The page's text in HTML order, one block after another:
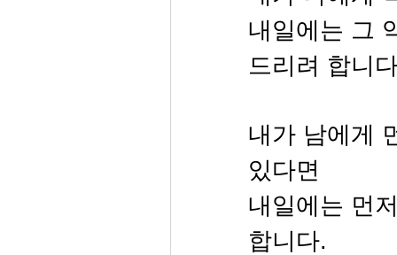
내일에는 그
드리려 합니
내가 남에게
있다면
내일에는 먼
합니다.